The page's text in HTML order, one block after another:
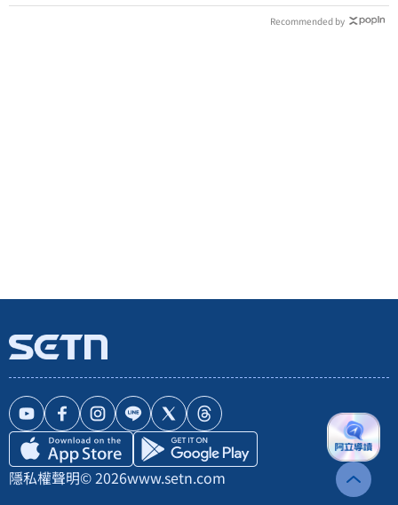
Recommended by
隱私權聲明© 2026www.setn.com